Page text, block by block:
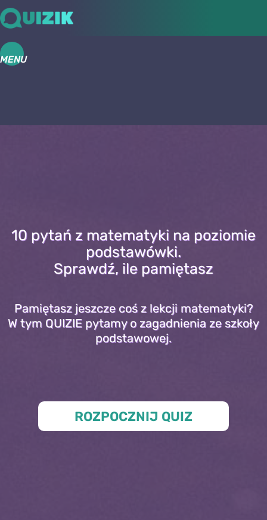
MENU
10 pytań z matematyki na poziomie
podstawówki.
Sprawdź, ile pamiętasz
Pamiętasz jeszcze coś z lekcji matematyki?
W tym QUIZIE pytamy o zagadnienia ze szkoły
podstawowej.
ROZPOCZNIJ QUIZ